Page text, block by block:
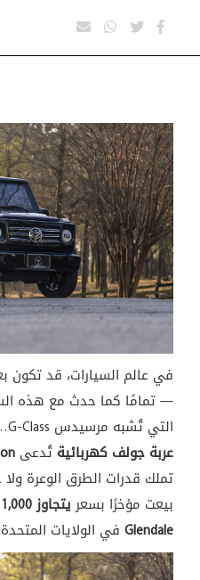
في عالم السيارات، قد تكون
— تمامًا كما حدث مع هذه
التي تُشبه مرسيدس G-Class… ولكنها في الحقيقة مجرد
عربة جولف كهربائية تُدعى
تملك قدرات الطرق الوعرة ولا
بيعت مؤخرًا بسعريتجاوز 31,000 دولار
Glendale في الولايات